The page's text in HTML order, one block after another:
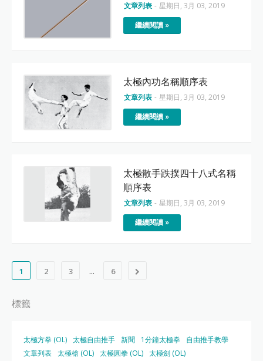
文章列表 - 星期日, 3月 03, 2019
繼續閱讀 »
太極內功名稱順序表
文章列表 - 星期日, 3月 03, 2019
繼續閱讀 »
太極散手跌撲四十八式名稱
順序表
文章列表 - 星期日, 3月 03, 2019
繼續閱讀 »
1 2 3 ... 6
標籤
太極方拳 (OL) 太極自由推手 新聞 1分鐘太極拳
自由推手教學
文章列表 太極槍 (OL) 太極圓拳 (OL) 太極劍 (OL)